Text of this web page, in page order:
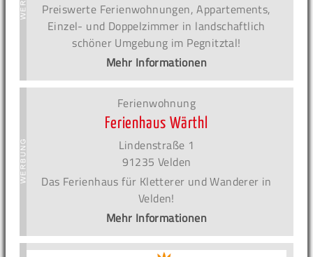
Preiswerte Ferienwohnungen, Appartements,
Einzel- und Doppelzimmer in landschaftlich
schöner Umgebung im Pegnitztal!
Mehr Informationen
Ferienwohnung
Ferienhaus Wärthl
Lindenstraße 1
91235 Velden
Das Ferienhaus für Kletterer und Wanderer in
Velden!
Mehr Informationen